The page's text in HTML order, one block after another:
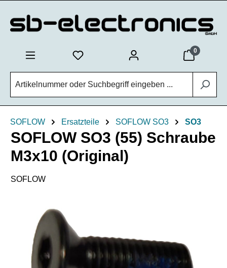
0
SOFLOW Ersatzteile SOFLOW SO3 SO3
SOFLOW SO3 (55) Schraube
M3x10 (Original)
SOFLOW
Bildergalerie überspringen